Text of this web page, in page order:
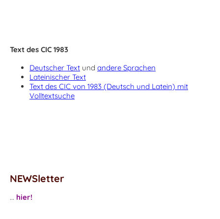
Text des CIC 1983
Deutscher Text und andere Sprachen
Lateinischer Text
Text des CIC von 1983 (Deutsch und Latein) mit
Volltextsuche
NEWSletter
... hier!